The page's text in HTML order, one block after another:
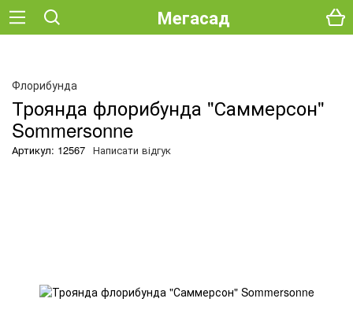
Флорибунда
Троянда флорибунда "Саммерсон"
Sommersonne
Артикул: 12567 Написати відгук
Мегасад